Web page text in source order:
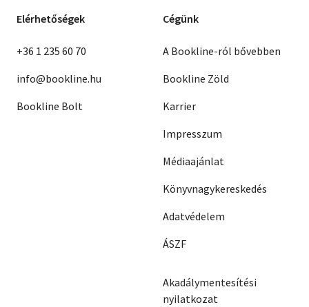
Elérhetőségek
+36 1 235 60 70
info@bookline.hu
Bookline Bolt
Cégünk
A Bookline-ról bővebben
Bookline Zöld
Karrier
Impresszum
Médiaajánlat
Könyvnagykereskedés
Adatvédelem
ÁSZF
Akadálymentesítési
nyilatkozat